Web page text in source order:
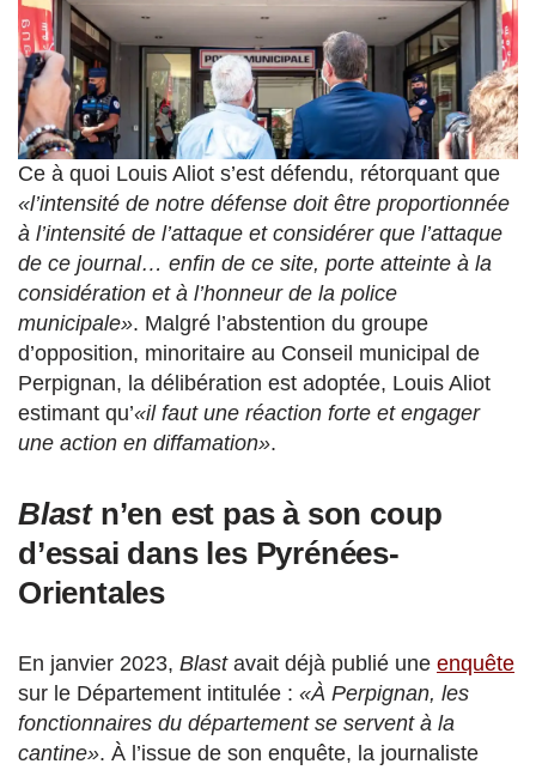
Ce à quoi Louis Aliot s’est défendu, rétorquant que
«l’intensité de notre défense doit être proportionnée
à l’intensité de l’attaque et considérer que l’attaque
de ce journal… enfin de ce site, porte atteinte à la
considération et à l’honneur de la police
municipale». Malgré l’abstention du groupe
d’opposition, minoritaire au Conseil municipal de
Perpignan, la délibération est adoptée, Louis Aliot
estimant qu’«il faut une réaction forte et engager
une action en diffamation».
Blastn’en est pas à son coup
d’essai dans les Pyrénées-
Orientales
En janvier 2023, Blastavait déjà publié une enquête
sur le Département intitulée : «À Perpignan, les
fonctionnaires du département se servent à la
cantine». À l’issue de son enquête, la journaliste